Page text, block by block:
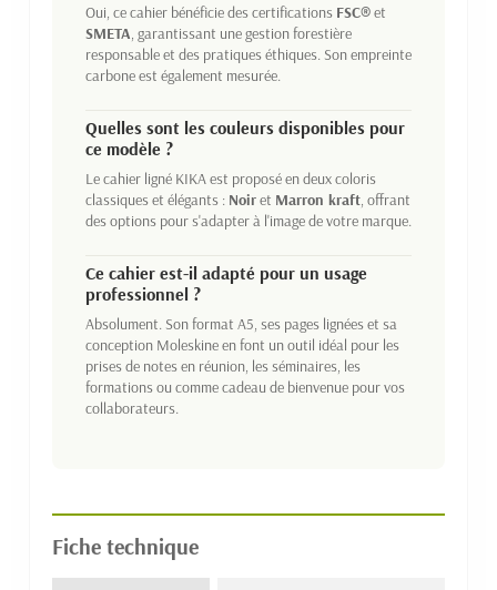
Oui, ce cahier bénéficie des certifications FSC®et
SMETA, garantissant une gestion forestière
responsable et des pratiques éthiques. Son empreinte
carbone est également mesurée.
Quelles sont les couleurs disponibles pour
ce modèle ?
Le cahier ligné KIKA est proposé en deux coloris
classiques et élégants : Noiret Marron kraft, offrant
des options pour s'adapter à l'image de votre marque.
Ce cahier est-il adapté pour un usage
professionnel ?
Absolument. Son format A5, ses pages lignées et sa
conception Moleskine en font un outil idéal pour les
prises de notes en réunion, les séminaires, les
formations ou comme cadeau de bienvenue pour vos
collaborateurs.
Fiche technique